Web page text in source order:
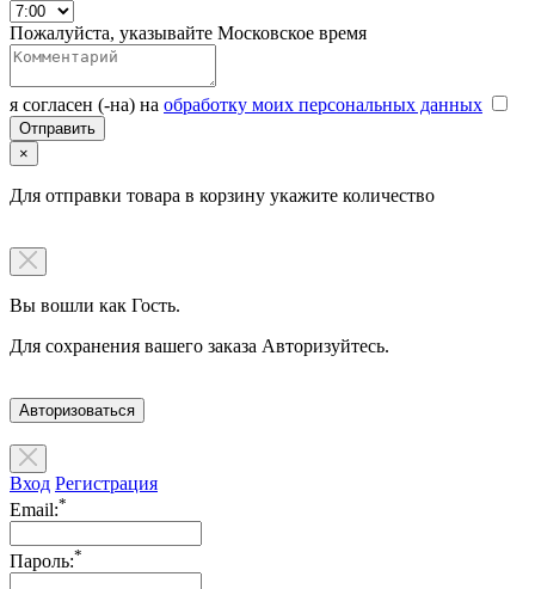
Пожалуйста, указывайте Московское время
я согласен (-на) на обработку моих персональных данных
×
Для отправки товара в корзину укажите количество
Вы вошли как Гость.
Для сохранения вашего заказа Авторизуйтесь.
Авторизоваться
Вход Регистрация
Email:*
Пароль:*